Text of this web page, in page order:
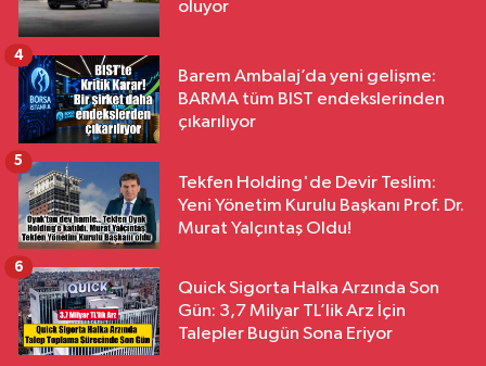
oluyor
Barem Ambalaj’da yeni gelişme:
BARMA tüm BIST endekslerinden
çıkarılıyor
4
Tekfen Holding'de Devir Teslim:
Yeni Yönetim Kurulu Başkanı Prof. Dr.
Murat Yalçıntaş Oldu!
5
Quick Sigorta Halka Arzında Son
Gün: 3,7 Milyar TL’lik Arz İçin
Talepler Bugün Sona Eriyor
6